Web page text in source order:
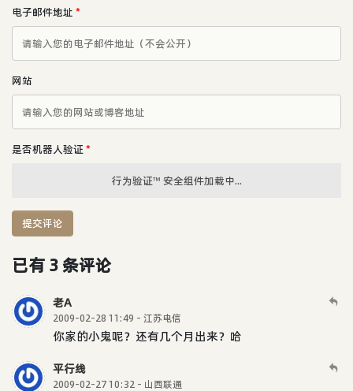
电子邮件地址 *
网站
是否机器人验证 *
行为验证™ 安全组件加载中...
提交评论
已有 3 条评论
老A
2009-02-28 11:49 - 江苏电信
你家的小鬼呢？还有几个月出来？哈
平行线
2009-02-27 10:32 - 山西联通